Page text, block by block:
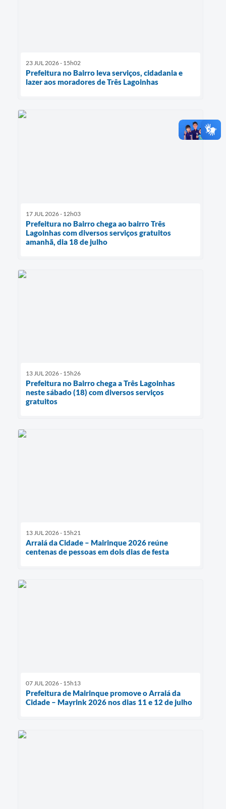
23 JUL 2026 - 15h02
Prefeitura no Bairro leva serviços, cidadania e
lazer aos moradores de Três Lagoinhas
17 JUL 2026 - 12h03
Prefeitura no Bairro chega ao bairro Três
Lagoinhas com diversos serviços gratuitos
amanhã, dia 18 de julho
13 JUL 2026 - 15h26
Prefeitura no Bairro chega a Três Lagoinhas
neste sábado (18) com diversos serviços
gratuitos
13 JUL 2026 - 15h21
Arraiá da Cidade – Mairinque 2026 reúne
centenas de pessoas em dois dias de festa
07 JUL 2026 - 15h13
Prefeitura de Mairinque promove o Arraiá da
Cidade – Mayrink 2026 nos dias 11 e 12 de julho